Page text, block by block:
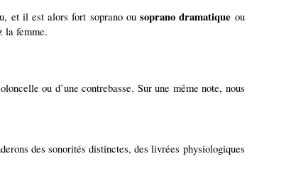
et il est alors fort soprano ousoprano dramatique ou
la femme.
ou d’une contrebasse. Sur une même note, nous
des sonorités distinctes, des livrées physiologiques